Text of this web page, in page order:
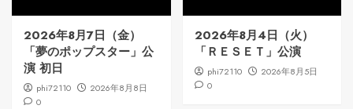
2026年8月7日（金）
「夢のポップスター」公
演 初日
phi72110
2026年8月8日
0
2026年8月4日（火）
「ＲＥＳＥＴ」公演
phi72110
2026年8月5日
0